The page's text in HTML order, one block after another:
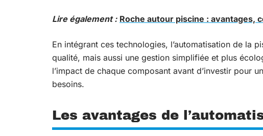
Lire également : Roche autour piscine : avantages,
En intégrant ces technologies, l’automatisation de la
qualité, mais aussi une gestion simplifiée et plus
l’impact de chaque composant avant d’investir pour
besoins.
Les avantages de